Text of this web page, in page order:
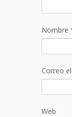
Nombre
Correo
Web